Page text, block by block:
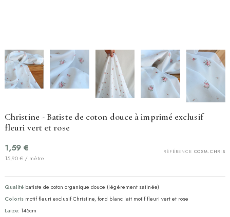
Christine - Batiste de coton douce à imprimé exclusif
fleuri vert et rose
RÉFÉRENCE COSM.CHRIS
1,59 €
15,90 € / mètre
Qualité batiste de coton organique douce (légèrement satinée)
Coloris motif fleuri exclusif Christine, fond blanc lait motif fleuri vert et rose
Laize: 145cm